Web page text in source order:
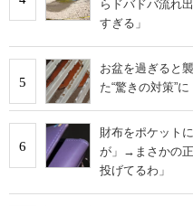
らドバドバ流れ
すぎる」
5
お盆を過ぎると
た“驚きの対策”
6
財布をポケット
が」→まさかの
投げてるわ」